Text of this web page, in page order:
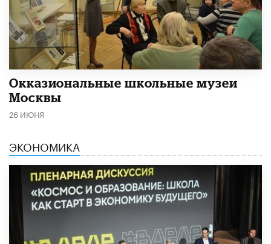
​Окказиональные школьные музеи
Москвы
26 ИЮНЯ
ЭКОНОМИКА